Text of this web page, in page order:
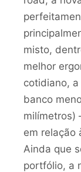
misto,
melhor
cotidiano,
banco
milímetros)
em relação
Ainda que
portfólio, a